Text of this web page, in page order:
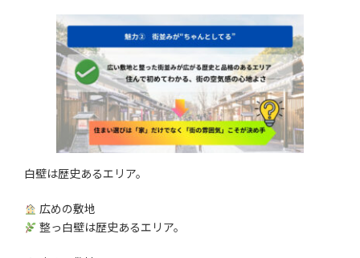
白壁は歴史あるエリア。
広めの敷地
整っ白壁は歴史あるエリア。